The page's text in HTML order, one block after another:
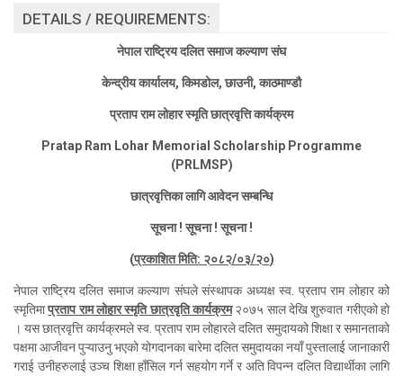
DETAILS / REQUIREMENTS:
नेपाल राष्ट्रिय दलित समाज कल्याण संघ
केन्द्रीय कार्यालय, किमडोल, छाउनी, काठमाण्डौ
प्रताप राम लोहार स्मृति छात्रवृत्ति कार्यक्रम
Pratap Ram Lohar Memorial Scholarship Programme
(PRLMSP)
छात्रवृत्तिका लागि आवेदन सम्बन्धि
सूचना ! सूचना ! सूचना !
(प्रकाशित मिति: २०८२/०३/२०)
नेपाल राष्ट्रिय दलित समाज कल्याण संघले संस्थापक अध्यक्ष स्व. प्रताप राम लोहार को
स्मृतिमाप्रताप राम लोहार स्मृति छात्रवृति कार्यक्रम२०७५ साल देखि शुरुवात गरीएको हो
। यस छात्रवृत्ति कार्यक्रमले स्व. प्रताप राम लोहारले दलित समुदायको शिक्षा र समानताको
पक्षमा आजीवन पुऱ्याउनु भएको योगदानका बारेमा दलित समुदायका नयाँ पुस्तालाई जानाकारी
गराई उनीहरुलाई उञ्च शिक्षा हाँसिल गर्न सहयोग गर्ने र अति विपन्न दलित विद्यार्थीका लागि